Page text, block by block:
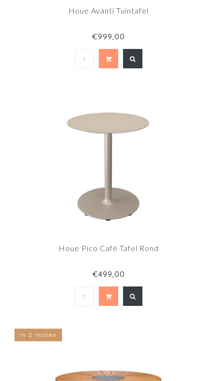
Houe Avanti Tuintafel
€999,00
Houe Pico Café Tafel Rond
€499,00
in 2 maten